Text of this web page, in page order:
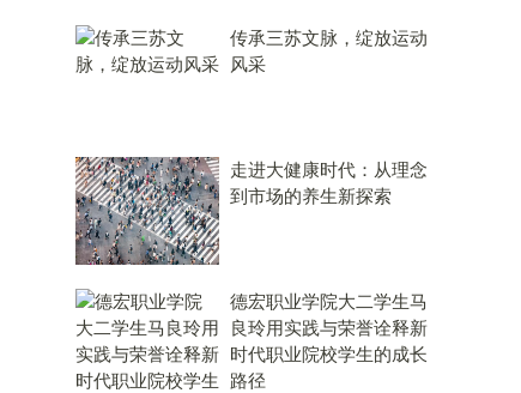
传承三苏文脉，绽放运动
风采
走进大健康时代：从理念
到市场的养生新探索
德宏职业学院大二学生马
良玲用实践与荣誉诠释新
时代职业院校学生的成长
路径